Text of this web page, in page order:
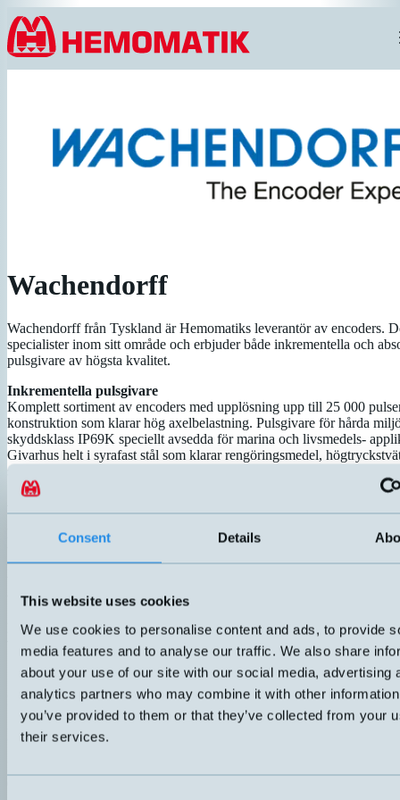
Consent Details
This website uses cookies
We use cookies to personalise content and ads, to provide
media features and to analyse our traffic. We also share
about your use of our site with our social media, advertising
analytics partners who may combine it with other
you’ve provided to them or that they’ve collected from your
their services.
Hoppa till innehållet
Wachendorff
Wachendorff från Tyskland är Hemomatiks leverantör av encoders.
specialister inom sitt område och erbjuder både inkrementella och
pulsgivare av högsta kvalitet.
Inkrementella pulsgivare
Komplett sortiment av encoders med upplösning upp till 25 000
konstruktion som klarar hög axelbelastning. Pulsgivare för hårda
skyddsklass IP69K speciellt avsedda för marina och livsmedels-
Givarhus helt i syrafast stål som klarar rengöringsmedel,
saltvatten.
Absoluta pulsgivare
Single turn med upp till 16 bit upplösning per varv. Multi turn upp till
EnDra-teknik utan varken batteri eller kugghjul ger lång livslängd
PROFIBUS, PROFINET.
tillverkning, kundanpassade lösningar och ett komplett
Läs mer på Wachendorffs webbsida: www.wachendorff-
Wachendorff Produkter
I Wachendorffs sortiment hittar du encoderlösningen för din
Inkrementella Encoders